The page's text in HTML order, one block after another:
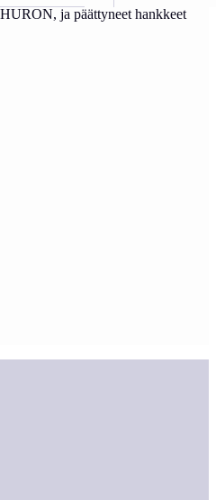
ja päättyneet hankkeet